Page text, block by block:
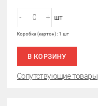
- + шт
Коробка (картон) : 1 шт
В КОРЗИНУ
Сопутствующие товары